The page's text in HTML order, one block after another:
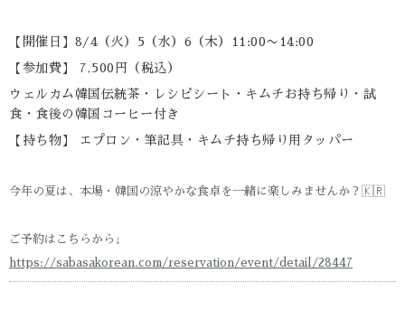
【開催日】8/4（火）5（水）6（木）11:00〜14:00
【参加費】 7,500円（税込）
ウェルカム韓国伝統茶・レシピシート・キムチお持ち帰り・試
食・食後の韓国コーヒー付き
【持ち物】 エプロン・筆記具・キムチ持ち帰り用タッパー
今年の夏は、本場・韓国の涼やかな食卓を一緒に楽しみませんか？🇰🇷
ご予約はこちらから↓
https://sabasakorean.com/reservation/event/detail/28447